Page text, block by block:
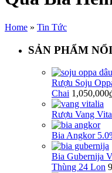
Home » Tin Tức
SẢN PHẨM
Rượu Soju
Chai 1,050,000
Rượu Vang
Bia Angkor
Bia Gubernija
Thùng 24 Lon